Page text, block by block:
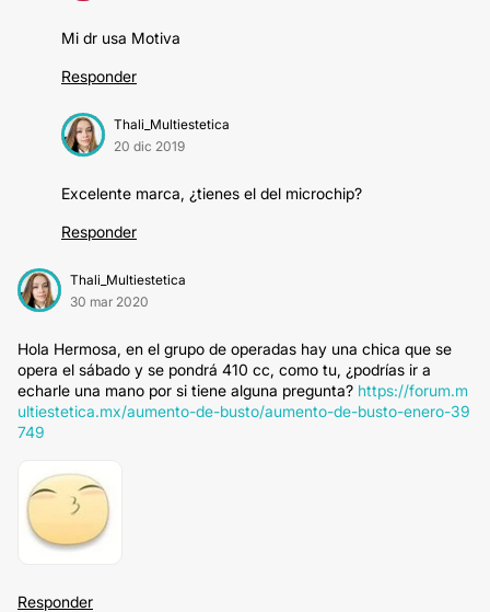
Mi dr usa Motiva
Responder
Thali_Multiestetica
20 dic 2019
Excelente marca, ¿tienes el del microchip?
Responder
Thali_Multiestetica
30 mar 2020
Hola Hermosa, en el grupo de operadas hay una chica que se
opera el sábado y se pondrá 410 cc, como tu, ¿podrías ir a
echarle una mano por si tiene alguna pregunta? https://forum.m
ultiestetica.mx/aumento-de-busto/aumento-de-busto-enero-39
749
Responder